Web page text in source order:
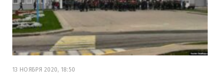
13 НОЯБРЯ 2020, 18:50